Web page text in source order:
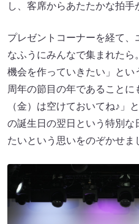
し、客席からあたたかな拍手
プレゼントコーナーを経て
なふうにみんなで集まれた
機会を作っていきたい」と
周年の節目の年であることに
（金）は空けておいてね♪」
の誕生日の翌日という特別な
たいという思いをのぞかせま